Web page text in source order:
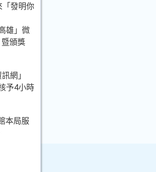
「發明你
雄」微
頒獎
網」
予4小時
本局服